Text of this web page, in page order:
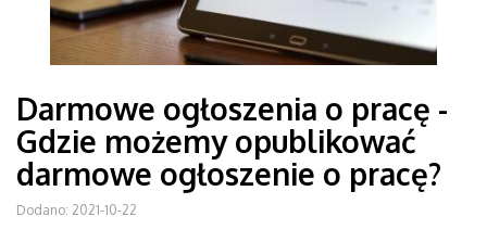
Darmowe ogłoszenia o pracę -
Gdzie możemy opublikować
darmowe ogłoszenie o pracę?
Dodano: 2021-10-22